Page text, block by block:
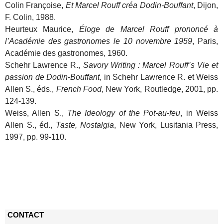
Colin Françoise, Et Marcel Rouff créa Dodin-Bouffant, Dijon,
F. Colin, 1988.
Heurteux Maurice, Éloge de Marcel Rouff prononcé à
l’Académie des gastronomes le 10 novembre 1959, Paris,
Académie des gastronomes, 1960.
Schehr Lawrence R., Savory Writing : Marcel Rouff’s Vie et
passion de Dodin-Bouffant, in Schehr Lawrence R. et Weiss
Allen S., éds., French Food, New York, Routledge, 2001, pp.
124-139.
Weiss, Allen S., The Ideology of the Pot-au-feu, in Weiss
Allen S., éd., Taste, Nostalgia, New York, Lusitania Press,
1997, pp. 99-110.
CONTACT